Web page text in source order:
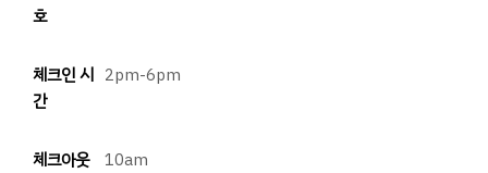
호
체크인 시
간
2pm-6pm
체크아웃
10am